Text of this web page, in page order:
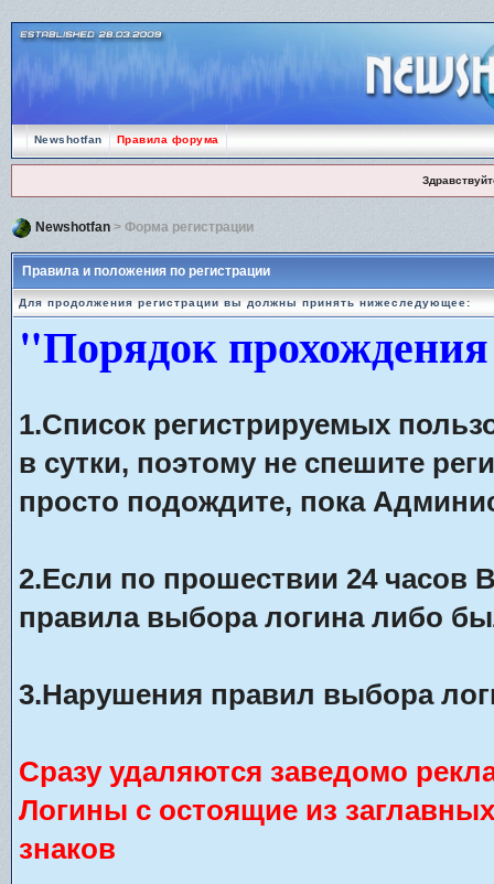
Newshotfan Правила форума
Newshotfan> Форма регистрации
Правила и положения по регистрации
Для продолжения регистрации вы должны принять нижеследующее:
"Порядок
1.Список регистрируемых
в сутки, поэтому не спешите
просто подождите, пока
2.Если по прошествии 24 часов
правила выбора логина либо
3.Нарушения правил выбора
Сразу удаляются заведомо
Логины с остоящие из
знаков